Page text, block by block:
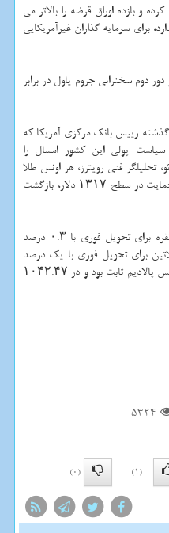
و بازده اوراق قرضه را بالاتر می
برای سرمایه گذاران غیرآمریكایی
دور دوم سخنرانی جروم پاول در برابر
گذشته رییس بانك مركزی آمریكا كه
سیاست پولی این كشور امسال را
تحلیلگر فنی رویترز، هر اونس طلا
برای تحویل فوری بدنبال شكسته شدن حمایت در سطح ۱۳۱۷ دلار، بازگشت
در میان سایر فلزات ارزشمند، هر اونس نقره برای تحویل فوری با ۰.۳ درصد
اونس پلاتین برای تحویل فوری با یك درصد
كاهش، ۹۷۳.۵۰ دلار معامله شد و هر اونس پالادیم ثابت بود و در ۱۰۴۲.۴۷
5324
(1)
(0)